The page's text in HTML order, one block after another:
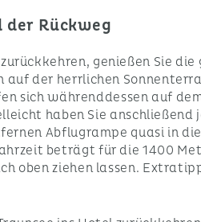
der Rückweg
genießen Sie
auf der herrlichen
sich währenddessen auf
haben Sie
Abflugrampe quasi in
beträgt für die 1400
oben ziehen lassen.